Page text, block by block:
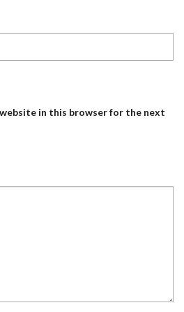
website in this browser for the next